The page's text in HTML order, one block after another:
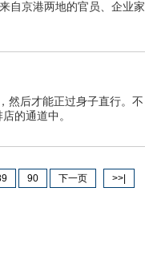
自京港两地的官员、企业家
然后才能正过身子直行。不
的通道中。
90 下一页 >>|